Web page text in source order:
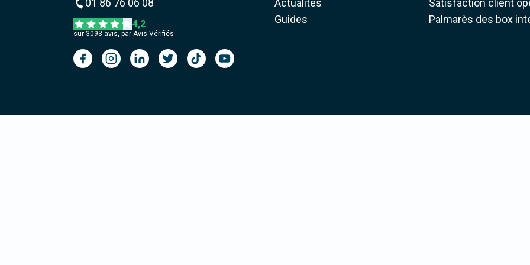
01 86 76 06 08
4,2
sur 3093 avis, par Avis Vérifiés
Actualités
Guides
Satisfaction client
Palmarès des box